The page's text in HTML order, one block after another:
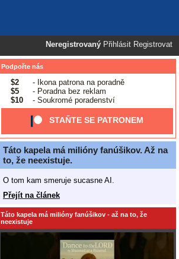
Neregistrovaný Přihlásit Registrovat
Podpořte nás
$2
- Ikona patrona na poradně
$5
- Poradna bez reklam
$10
- Soukromé poradenství
STAŇTE SE PATRONEM
Táto kapela má milióny fanúšikov. Až na
to, že neexistuje.
O tom kam smeruje sucasne AI.
Přejít na článek
Táto kapela má milióny fanúšikov - až na to, že
neexistuje